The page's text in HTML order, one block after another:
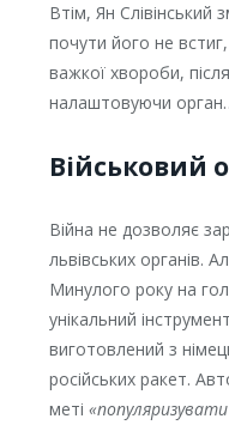
Втім, Ян Слівінський
почути його не
важкої хвороби,
налаштовуючи
Військовий
Війна не дозволяє
львівських органів.
Минулого року на
унікальний
виготовлений з
російських ракет.
меті